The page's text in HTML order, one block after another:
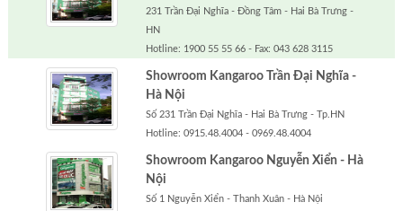
231 Trần Đại Nghĩa - Đồng Tâm - Hai Bà Trưng -
HN
Hotline: 1900 55 55 66 - Fax: 043 628 3115
Showroom Kangaroo Trần Đại Nghĩa -
Hà Nội
Số 231 Trần Đại Nghĩa - Hai Bà Trưng - Tp.HN
Hotline: 0915.48.4004 - 0969.48.4004
Showroom Kangaroo Nguyễn Xiển - Hà
Nội
Số 1 Nguyễn Xiển - Thanh Xuân - Hà Nội